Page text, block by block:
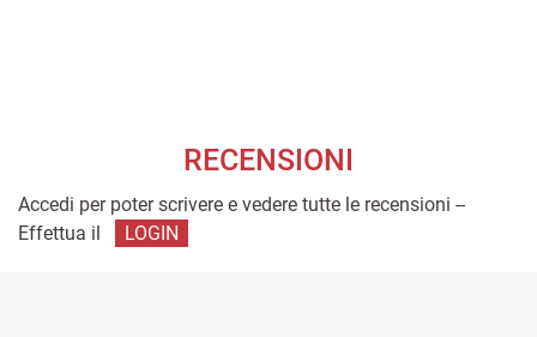
RECENSIONI
Accedi per poter scrivere e vedere tutte le recensioni --
Effettua il
LOGIN